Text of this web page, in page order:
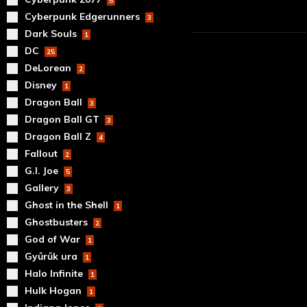
Cyberpunk Edgerunners 3
Dark Souls 1
DC 25
DeLorean 2
Disney 1
Dragon Ball 3
Dragon Ball GT 3
Dragon Ball Z 4
Fallout 2
G.I. Joe 5
Gallery 3
Ghost in the Shell 1
Ghostbusters 2
God of War 1
Gyűrűk ura 1
Halo Infinite 1
Hulk Hogan 1